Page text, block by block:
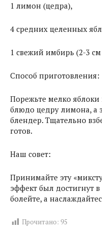
1 лимон (цедра),
4 средних целенных
1 свежий имбирь (2-3
Способ приготовления:
Порежьте мелко яблоки
блюдо цедру лимона, а
блендер. Тщательно
готов.
Наш совет:
Принимайте эту
эффект был достигнут
болейте, а
Прочитано: 95